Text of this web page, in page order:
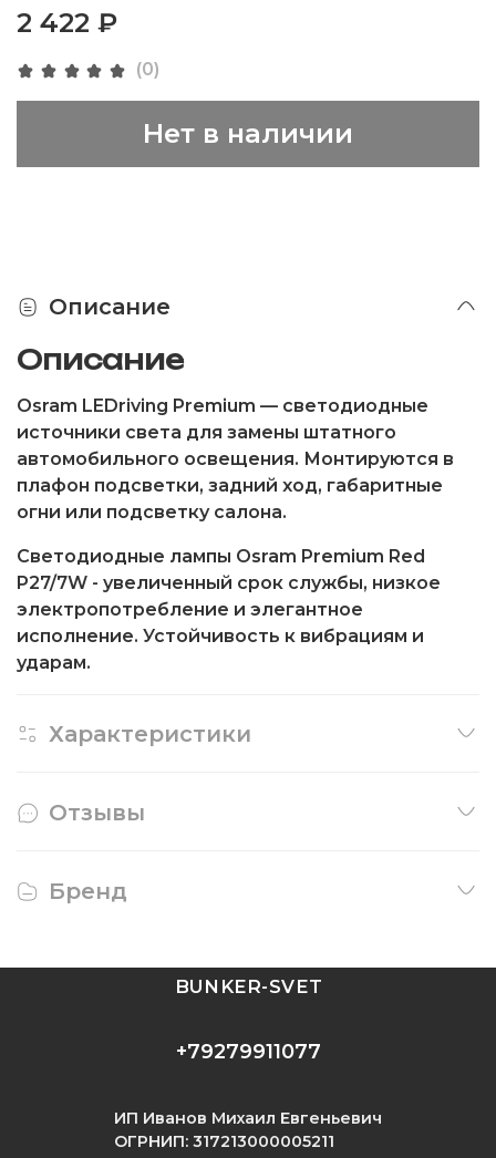
(0)
2 422 ₽
Нет в наличии
Описание
Описание
Osram LEDriving Premium — светодиодные
источники света для замены штатного
автомобильного освещения. Монтируются в
плафон подсветки, задний ход, габаритные
огни или подсветку салона.
Светодиодные лампы Osram Premium Red
P27/7W - увеличенный срок службы, низкое
электропотребление и элегантное
исполнение. Устойчивость к вибрациям и
ударам.
Характеристики
Отзывы
Бренд
+79279911077
BUNKER-SVET
ИП Иванов Михаил Евгеньевич
ОГРНИП: 317213000005211